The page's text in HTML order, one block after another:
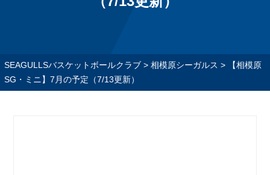
SEAGULLSバスケットボールクラブ> 相模原シーガルス >
【相模原
SG・ミニ】7月の予定（7/13更新）